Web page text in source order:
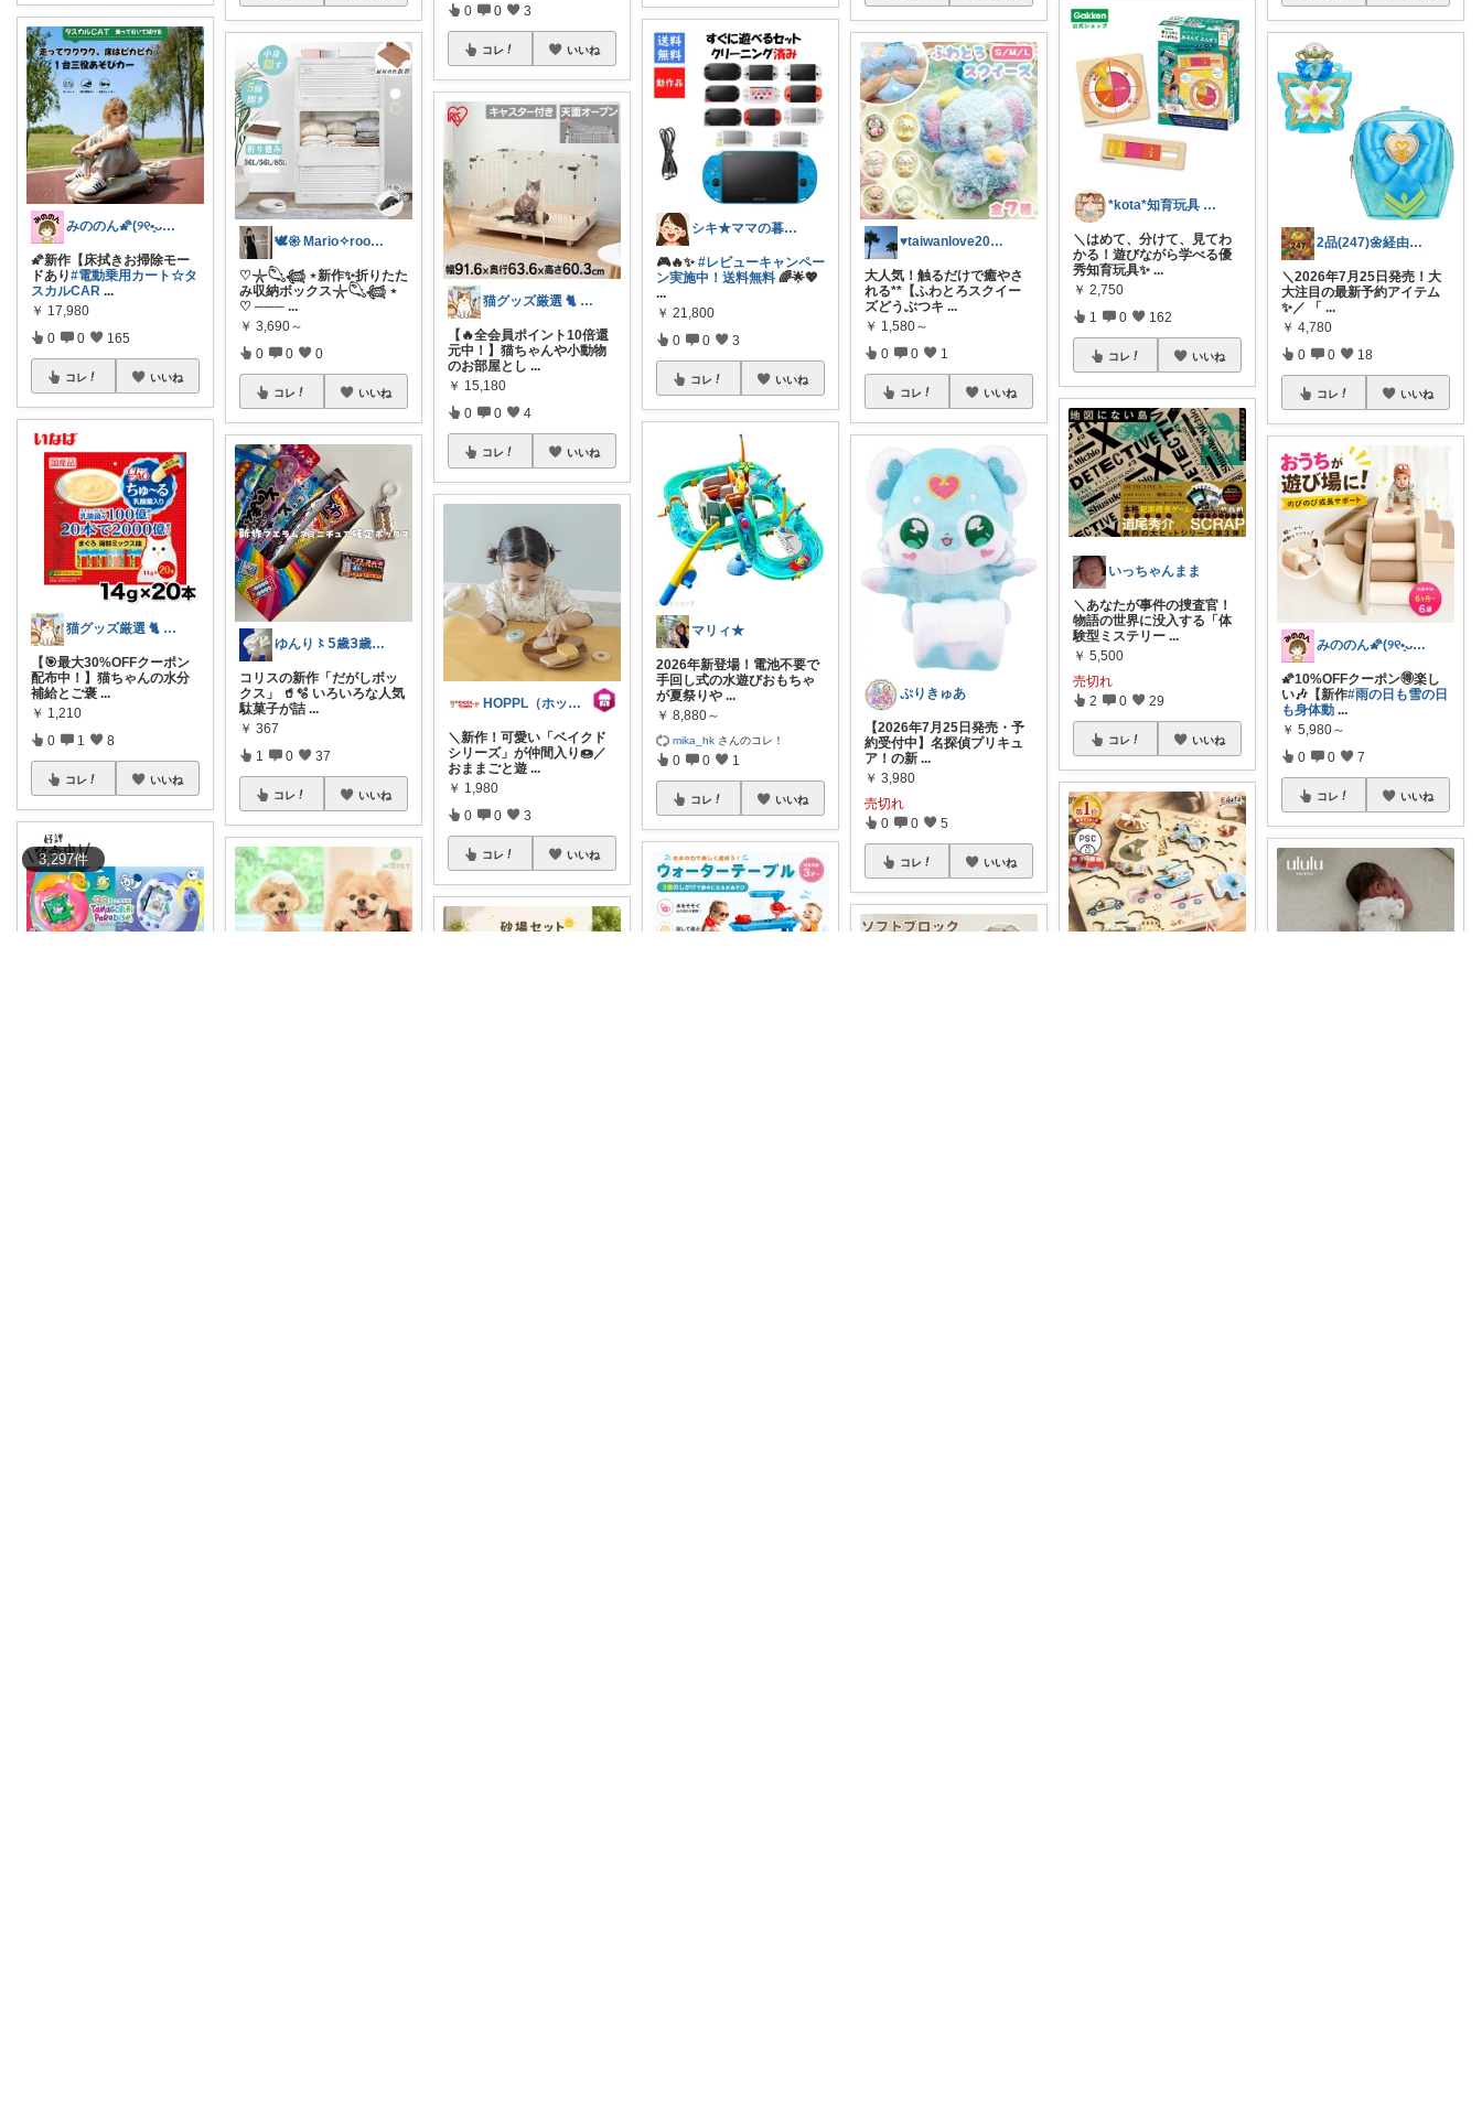
3,297件
みののん🌠(୨୧•͈ᴗ•͈)感謝♡
🌠新作【床拭きお掃除モー
ドあり#電動乗用カート☆タ
スカルCAR ...
￥ 17,980
0 0 165
コレ いいね
猫グッズ厳選 🐈 にゃん具市場 🌈
【🎯最大30%OFFクーポン
配布中！】猫ちゃんの水分
補給とご褒 ...
￥ 1,210
0 1 8
コレ いいね
🕊𑁍 Mario✧room 𑁍🕊
♡𓇼𓆡𓆉 ⋆新作✨折りたた
み収納ボックス𓇼𓆡𓆉 ⋆
♡ ─── ...
￥ 3,690～
0 0 0
コレ いいね
ゆんり〻𝟧歳𝟥歳姉妹ママ
コリスの新作「だがしボッ
クス」 🥤🫧 いろいろな人気
駄菓子が詰 ...
￥ 367
1 0 37
コレ いいね
0 0 3
コレ いいね
猫グッズ厳選 🐈 にゃん具市場 🌈
【🔥全会員ポイント10倍還
元中！】猫ちゃんや小動物
のお部屋とし ...
￥ 15,180
0 0 4
コレ いいね
HOPPL（ホップル）公式 楽天市場店
＼新作！可愛い「ベイクド
シリーズ」が仲間入り🍩／
おままごと遊 ...
￥ 1,980
0 0 3
コレ いいね
シキ★ママの暮らし、キッズ
🎮🔥✨#レビューキャンペー
ン実施中！送料無料 🌈🌟💖
...
￥ 21,800
0 0 3
コレ いいね
マリィ★
2026年新登場！電池不要で
手回し式の水遊びおもちゃ
が夏祭りや ...
￥ 8,880～
mika_hk さんのコレ！
0 0 1
コレ いいね
♥taiwanlove2026♥
大人気！触るだけで癒やさ
れる**【ふわとろスクイー
ズどうぶつキ ...
￥ 1,580～
0 0 1
コレ いいね
ぷりきゅあ
【2026年7月25日発売・予
約受付中】名探偵プリキュ
ア！の新 ...
￥ 3,980
売切れ
0 0 5
コレ いいね
*kota*知育玩具 絵本キッズ ベビー
​＼はめて、分けて、見てわ
かる！遊びながら学べる優
秀知育玩具✨ ...
￥ 2,750
1 0 162
コレ いいね
いっちゃんまま
＼あなたが事件の捜査官！
物語の世界に没入する「体
験型ミステリー ...
￥ 5,500
売切れ
2 0 29
コレ いいね
2品(247)🌼経由購入感謝です🌼
＼2026年7月25日発売！大
大注目の最新予約アイテム
✨／ 「 ...
￥ 4,780
0 0 18
コレ いいね
みののん🌠(୨୧•͈ᴗ•͈)感謝♡
🌠10%OFFクーポン🉐楽し
い🎶【新作#雨の日も雪の日
も身体動 ...
￥ 5,980～
0 0 7
コレ いいね